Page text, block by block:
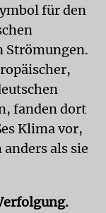
für den
Strömungen.
fanden dort
Klima vor,
als sie